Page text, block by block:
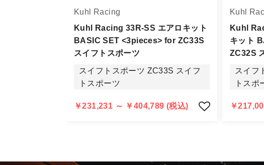
万一、商品に不具合があった場合は商品出荷後5
なお、塗装・加工・装着後の交換や返品は、理
商品の不具合や状況は写真等をお願いする場合
明らかに当社またはメーカーに瑕疵が認められ
当社よりメーカー・運送会社へ状況報告・確認
お客様のお支払い方法に関わらず、ご返金は銀
Kuhl Racing
Kuhl Racing 33R-SS エアロキット
BASIC SET <3pieces> for ZC33S
スイフトスポーツ
スイフトスポーツ ZC33S スイフ
トスポーツ
￥231,231 ～ ￥404,789 (税込)
Kuhl
Kuhl
キット
ZC32S
スイフ
トスポ
￥